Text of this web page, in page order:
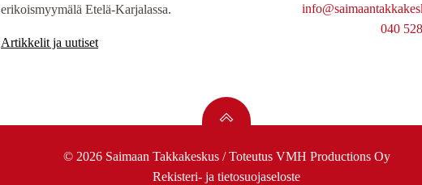
erikoismyymälä Etelä-Karjalassa.
Artikkelit ja uutiset
040
© 2026 Saimaan Takkakeskus / Toteutus VMH Productions Oy
Rekisteri- ja tietosuojaseloste